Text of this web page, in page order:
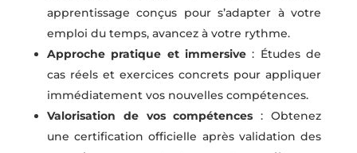
apprentissage conçus pour s’adapter à votre
emploi du temps, avancez à votre rythme.
Approche pratique et immersive : Études de
cas réels et exercices concrets pour appliquer
immédiatement vos nouvelles compétences.
Valorisation de vos compétences : Obtenez
une certification officielle après validation des